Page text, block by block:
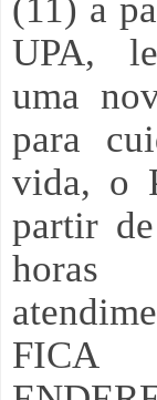
(11) a
UPA,
uma
para
vida, o
partir
FICA